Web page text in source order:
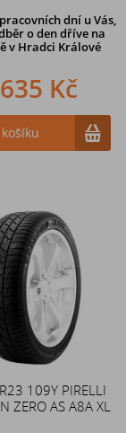
dní u Vás,
o den dříve na
v Hradci Králové
Kč
109Y PIRELLI
ZERO AS A8A XL